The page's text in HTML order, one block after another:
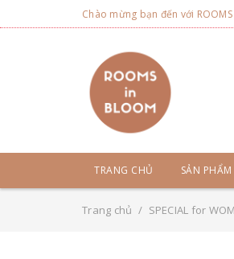
Chào mừng bạn đến với
TRANG CHỦ SẢN PHẨM
Trang chủ / SPECIAL for